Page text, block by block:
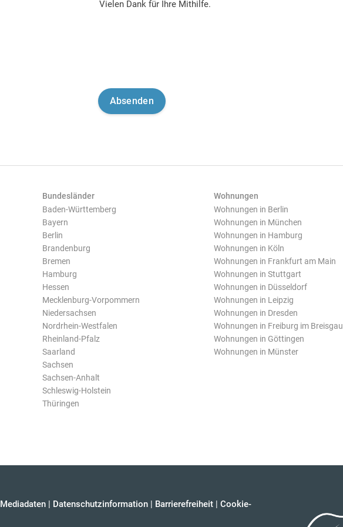
Vielen Dank für Ihre Mithilfe.
Bundesländer
Baden-Württemberg
Bayern
Berlin
Brandenburg
Bremen
Hamburg
Hessen
Mecklenburg-Vorpommern
Niedersachsen
Nordrhein-Westfalen
Rheinland-Pfalz
Saarland
Sachsen
Sachsen-Anhalt
Schleswig-Holstein
Thüringen
Wohnungen
Wohnungen in Berlin
Wohnungen in München
Wohnungen in Hamburg
Wohnungen in Köln
Wohnungen in Frankfurt am Main
Wohnungen in Stuttgart
Wohnungen in Düsseldorf
Wohnungen in Leipzig
Wohnungen in Dresden
Wohnungen in Freiburg im Breisgau
Wohnungen in Göttingen
Wohnungen in Münster
Mediadaten | Datenschutzinformation | Barrierefreiheit | Cookie-